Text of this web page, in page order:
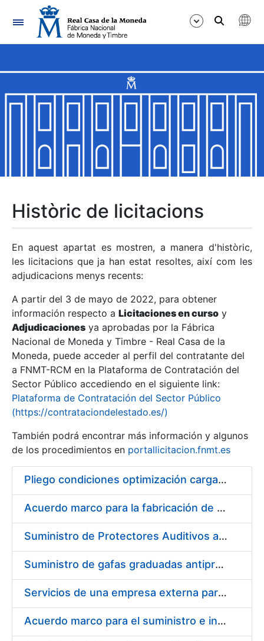
Navegació
Mostra/Amaga
Mostra/Amaga
Mostra/Amaga
Mostra/Amaga
Mostra/Amaga
Mostra/Amaga
Històric de licitacions
En aquest apartat es mostren, a manera d'històric,
les licitacions que ja han estat resoltes, així com les
adjudicacions menys recents:
A partir del 3 de mayo de 2022, para obtener
información respecto a Licitaciones en curso y
Adjudicaciones ya aprobadas por la Fábrica
Nacional de Moneda y Timbre - Real Casa de la
Moneda, puede acceder al perfil del contratante del
a FNMT-RCM en la Plataforma de Contratación del
Sector Público accediendo en el siguiente link:
Plataforma de Contratación del Sector Público
(https://contrataciondelestado.es/)
También podrá encontrar más información y algunos
de los procedimientos en portallicitacion.fnmt.es
Pliego condiciones optimización cargas compras firmado
Acuerdo marco para la fabricación de piezas
Suministro de Protectores Auditivos a medida para las personas trabajadoras de los Centros de Trabajo de Madrid y Burgos
Suministro de gafas graduadas antiproyecciones para los trabajadores de la FNMT-RCM en los centros de trabajo de Madrid y Burgos
Servicios de una empresa externa para el asesoramiento y resolución de los recursos de alzada que se presentan relacionados con procesos de selección para la FNMT-RCM
Acuerdo marco para el suministro e instalación de persianas, estores y otros complementos